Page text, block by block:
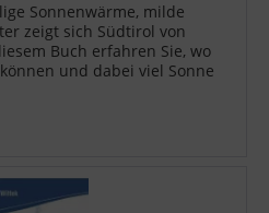
Sonnenwärme, milde
zeigt sich Südtirol von
Buch erfahren Sie, wo
und dabei viel Sonne
Wahl...